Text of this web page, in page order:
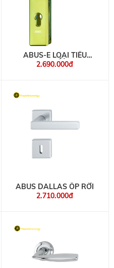
ABUS-E LOẠI TIÊU
CHUẨN
2.690.000đ
ABUS DALLAS ỐP RỜI
2.710.000đ